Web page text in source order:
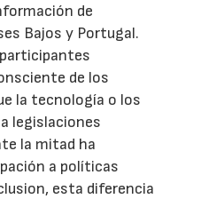
de
Bajos y Portugal.
de los
la tecnología o los
legislaciones
la mitad ha
a políticas
esta diferencia